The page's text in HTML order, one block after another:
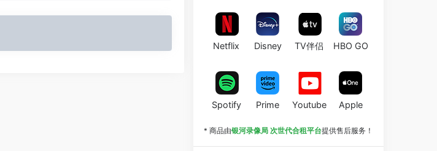
Netflix Disney TV伴侣 HBO GO
Spotify Prime Youtube Apple
* 商品由银河录像局 次世代合租平台提供售后服务！